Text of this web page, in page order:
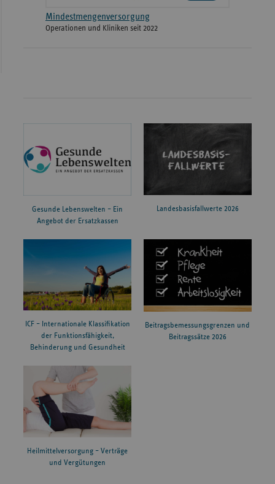
Mindestmengenversorgung
Operationen und Kliniken seit 2022
Gesunde Lebenswelten – Ein
Angebot der Ersatzkassen
Landesbasisfallwerte 2026
ICF – Internationale Klassifikation
der Funktionsfähigkeit,
Behinderung und Gesundheit
Beitragsbemessungsgrenzen und
Beitragssätze 2026
Heilmittelversorgung – Verträge
und Vergütungen